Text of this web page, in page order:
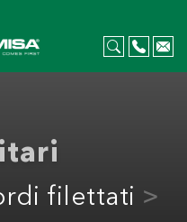
filettati